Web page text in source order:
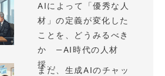
AIによって「優秀な人
材」の定義が変化した
ことを、どうみるべき
か —AI時代の人材
採...
まだ、生成AIのチャッ